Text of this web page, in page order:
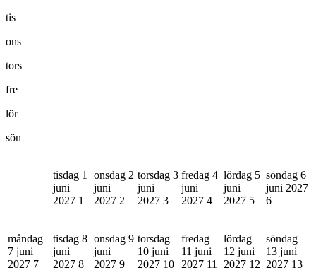
tis
ons
tors
fre
lör
sön
tisdag 1
juni
2027 1
onsdag 2
juni
2027 2
torsdag 3
juni
2027 3
fredag 4
juni
2027 4
lördag 5
juni
2027 5
söndag 6
juni 2027
6
måndag
7 juni
2027 7
tisdag 8
juni
2027 8
onsdag 9
juni
2027 9
torsdag
10 juni
2027 10
fredag
11 juni
2027 11
lördag
12 juni
2027 12
söndag
13 juni
2027 13